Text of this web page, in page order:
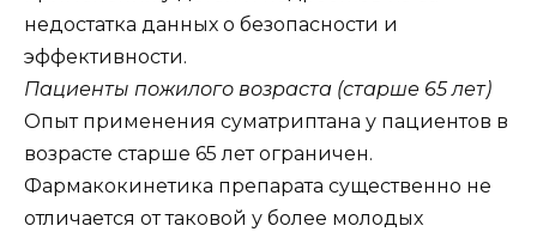
недостатка данных о безопасности и
эффективности.
Пациенты пожилого возраста (старше 65 лет)
Опыт применения суматриптана у пациентов в
возрасте старше 65 лет ограничен.
Фармакокинетика препарата существенно не
отличается от таковой у более молодых